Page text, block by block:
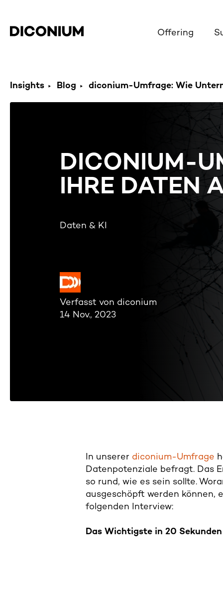
Offering
Insights Blog diconium-Umfrage: Wie
DICONIUM-
IHRE DATEN
Daten & KI
Verfasst von diconium
14 Nov., 2023
In unserer diconium-Umfrage
Datenpotenziale befragt. Das
so rund, wie es sein sollte.
ausgeschöpft werden können,
folgenden Interview:
Das Wichtigste in 20 Sekunden